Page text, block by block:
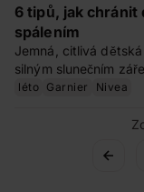
6 tipů, jak chránit
spálením
Jemná, citlivá
silným slunečním
děti před
léto Garnier Nivea